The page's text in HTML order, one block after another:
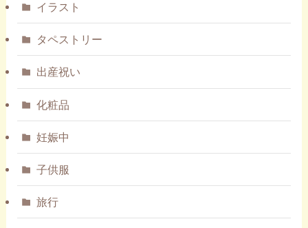
イラスト
タペストリー
出産祝い
化粧品
妊娠中
子供服
旅行